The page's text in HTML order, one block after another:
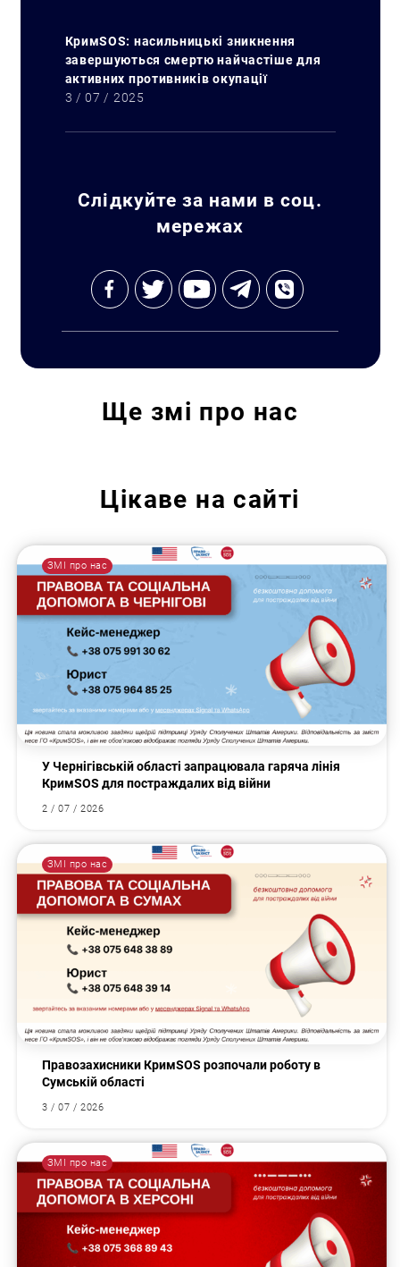
Пошук за запитом:
КримSOS: насильницькі зникнення
завершуються смертю найчастіше для
активних противників окупації
3 / 07 / 2025
Слідкуйте за нами в соц.
мережах
Ще змі про нас
Цікаве на сайті
ЗМІ про нас
У Чернігівській області запрацювала гаряча лінія
КримSOS для постраждалих від війни
2 / 07 / 2026
ЗМІ про нас
Правозахисники КримSOS розпочали роботу в
Сумській області
3 / 07 / 2026
ЗМІ про нас